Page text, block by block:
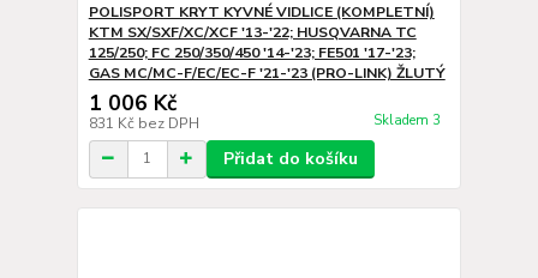
POLISPORT KRYT KYVNÉ VIDLICE (KOMPLETNÍ)
KTM SX/SXF/XC/XCF '13-'22; HUSQVARNA TC
125/250; FC 250/350/450 '14-'23; FE501 '17-'23;
GAS MC/MC-F/EC/EC-F '21-'23 (PRO-LINK) ŽLUTÝ
1 006 Kč
831 Kč bez DPH Skladem 3
Přidat do košíku